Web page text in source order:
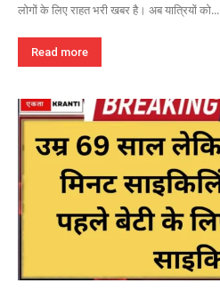
लोगों के लिए राहत भरी खबर है। अब यात्रियों को...
Read more